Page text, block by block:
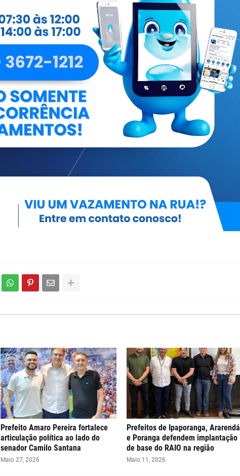
Prefeito Amaro Pereira fortalece
articulação política ao lado do
senador Camilo Santana
Maio 27, 2026
Prefeitos de Ipaporanga, Ararendá
e Poranga defendem implantação
de base do RAIO na região
Maio 11, 2026